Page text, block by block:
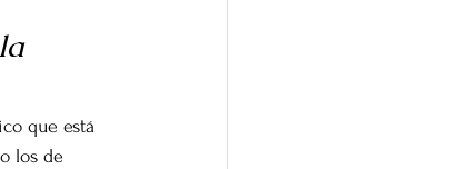
que está
los de